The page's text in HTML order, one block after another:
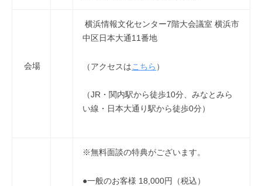
会場
横浜情報文化センター7階大会議室 横浜市
中区日本大通11番地
（アクセスは こちら ）
（JR・関内駅から徒歩10分、みなとみら
い線・日本大通り駅から徒歩0分）
※無料面談の特典がございます。
●一般のお客様 18,000円（税込）